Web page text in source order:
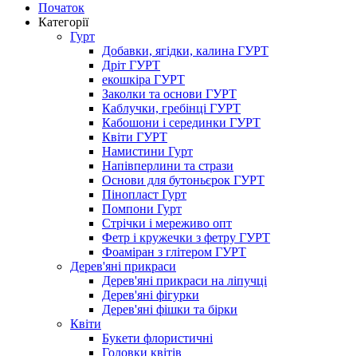
Початок
Категорії
Гурт
Добавки, ягідки, калина ГУРТ
Дріт ГУРТ
екошкіра ГУРТ
Заколки та основи ГУРТ
Каблучки, гребінці ГУРТ
Кабошони і серединки ГУРТ
Квіти ГУРТ
Намистини Гурт
Напівперлини та стрази
Основи для бутоньєрок ГУРТ
Пінопласт Гурт
Помпони Гурт
Стрічки і мереживо опт
Фетр і кружечки з фетру ГУРТ
Фоаміран з глітером ГУРТ
Дерев'яні прикраси
Дерев'яні прикраси на ліпучці
Дерев'яні фігурки
Дерев'яні фішки та бірки
Квіти
Букети флористичні
Головки квітів